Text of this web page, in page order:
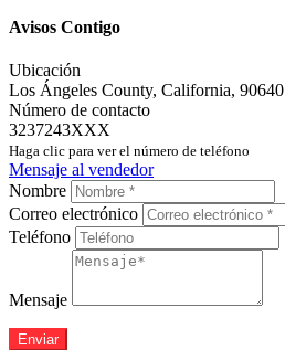
Avisos Contigo
Ubicación
Los Ángeles County, California, 90640
Número de contacto
3237243XXX
Haga clic para ver el número de teléfono
Mensaje al vendedor
Nombre
Correo electrónico
Teléfono
Mensaje
Enviar